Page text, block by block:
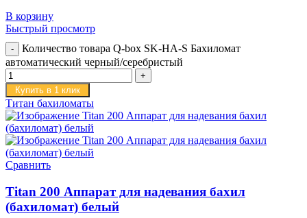
В корзину
Быстрый просмотр
Количество товара Q-box SK-HA-S Бахиломат
автоматический черный/серебристый
Купить в 1 клик
Титан бахиломаты
Сравнить
Titan 200 Аппарат для надевания бахил
(бахиломат) белый